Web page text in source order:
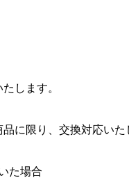
します。
に限り、交換対応い
た場合